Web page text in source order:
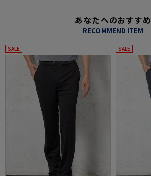
あなたへのおすすめ
RECOMMEND ITEM
SALE SALE